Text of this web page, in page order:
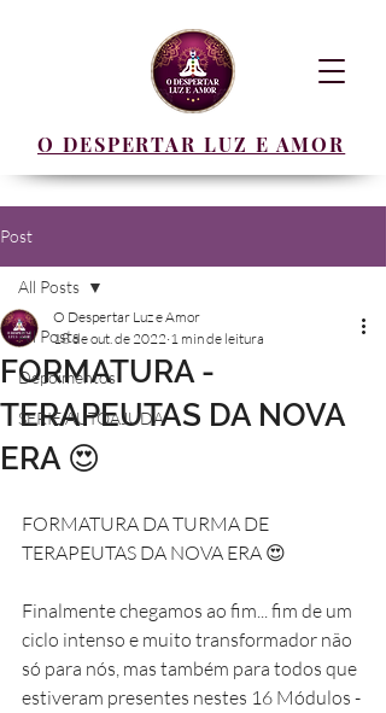
O DESPERTAR LUZ E AMOR
Post
All Posts
Depoimentos
SERIE AUTOAJUDA
All Posts
FORMATURA -
TERAPEUTAS DA NOVA
ERA 😍
O Despertar Luz e Amor
18 de out. de 2022 1 min de leitura
FORMATURA DA TURMA DE
TERAPEUTAS DA NOVA ERA 😍
Finalmente chegamos ao fim... fim de um
ciclo intenso e muito transformador não
só para nós, mas também para todos que
estiveram presentes nestes 16 Módulos -